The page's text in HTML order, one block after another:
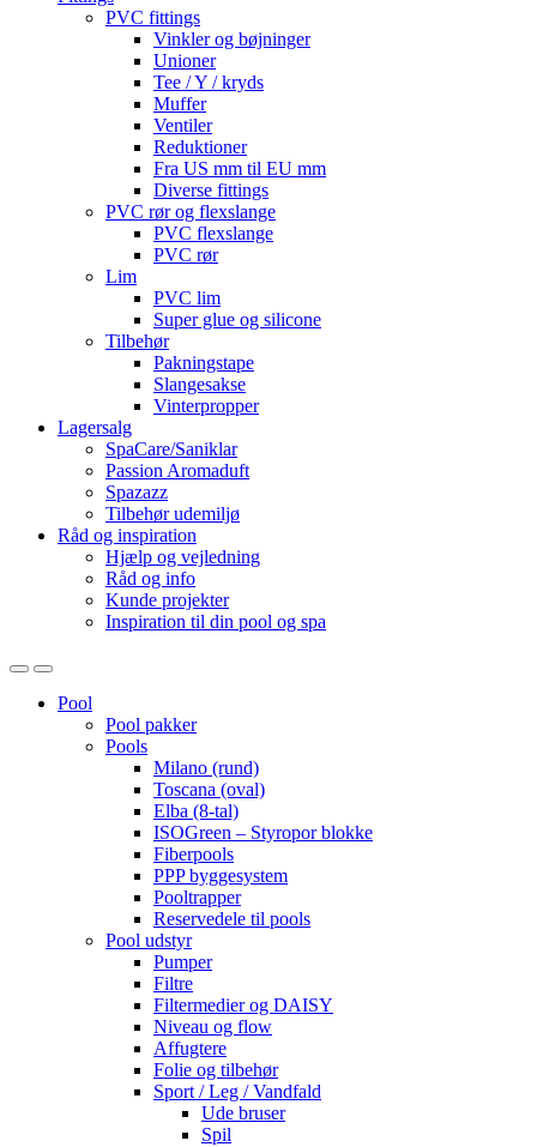
PVC fittings
Vinkler og bøjninger
Unioner
Tee / Y / kryds
Muffer
Ventiler
Reduktioner
Fra US mm til EU mm
Diverse fittings
PVC rør og flexslange
PVC flexslange
PVC rør
Lim
PVC lim
Super glue og silicone
Tilbehør
Pakningstape
Slangesakse
Vinterpropper
Lagersalg
SpaCare/Saniklar
Passion Aromaduft
Spazazz
Tilbehør udemiljø
Råd og inspiration
Hjælp og vejledning
Råd og info
Kunde projekter
Inspiration til din pool og spa
OpenClose
Pool
Pool pakker
Pools
Milano (rund)
Toscana (oval)
Elba (8-tal)
ISOGreen – Styropor blokke
Fiberpools
PPP byggesystem
Pooltrapper
Reservedele til pools
Pool udstyr
Pumper
Filtre
Filtermedier og DAISY
Niveau og flow
Affugtere
Folie og tilbehør
Sport / Leg / Vandfald
Ude bruser
Spil